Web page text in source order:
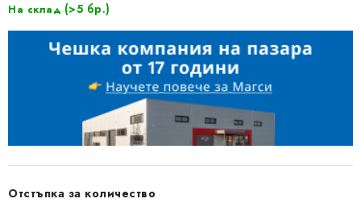
На склад (>5 бр.)
Отстъпка за количество